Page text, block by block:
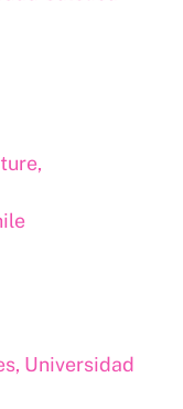
Universidad